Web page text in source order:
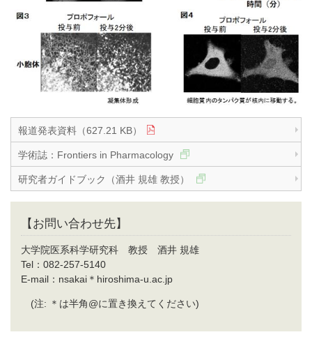
報道発表資料（627.21 KB）
学術誌：Frontiers in Pharmacology
研究者ガイドブック（酒井 規雄 教授）
【お問い合わせ先】
大学院医系科学研究科 教授 酒井 規雄
Tel：082-257-5140
E-mail：nsakai＊hiroshima-u.ac.jp
(注: ＊は半角@に置き換えてください)